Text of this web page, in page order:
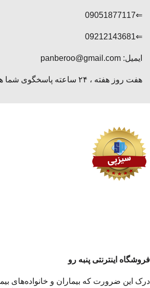
⇐09051877117
⇐09212143681
ایمیل: panberoo@gmail.com
هفت روز هفته ، ۲۴ ساعته پاسخگوی شما هستیم.
فروشگاه اینترنتی پنبه رو
درک این ضرورت که بیماران و خانواده‌های